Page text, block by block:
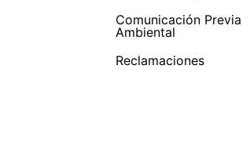
Comunicación Previa
Ambiental
Reclamaciones